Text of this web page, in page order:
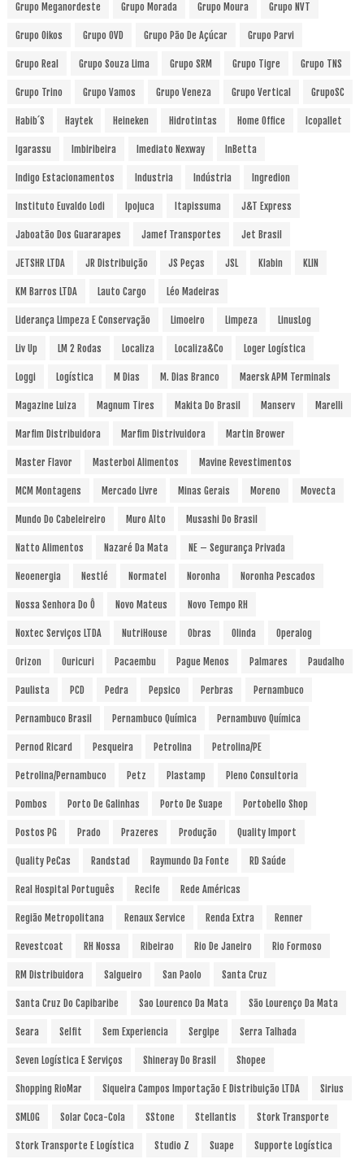
Grupo Meganordeste Grupo Morada Grupo Moura Grupo NVT
Grupo Oikos Grupo OVD Grupo Pão De Açúcar Grupo Parvi
Grupo Real Grupo Souza Lima Grupo SRM Grupo Tigre Grupo TNS
Grupo Trino Grupo Vamos Grupo Veneza Grupo Vertical GrupoSC
Habib´s Haytek Heineken Hidrotintas Home Office Icopallet
Igarassu Imbiribeira Imediato Nexway InBetta
Indigo Estacionamentos Industria Indústria Ingredion
Instituto Euvaldo Lodi Ipojuca Itapissuma J&T Express
Jaboatão Dos Guararapes Jamef Transportes Jet Brasil
JETSHR LTDA JR Distribuição JS Peças JSL Klabin KLIN
KM Barros LTDA Lauto Cargo Léo Madeiras
Liderança Limpeza E Conservação Limoeiro Limpeza LinusLog
Liv Up LM 2 Rodas Localiza Localiza&Co Loger Logística
Loggi Logística M Dias M. Dias Branco Maersk APM Terminals
Magazine Luiza Magnum Tires Makita Do Brasil Manserv Marelli
Marfim Distribuidora Marfim Distrivuidora Martin Brower
Master Flavor Masterboi Alimentos Mavine Revestimentos
MCM Montagens Mercado Livre Minas Gerais Moreno Movecta
Mundo Do Cabeleireiro Muro Alto Musashi Do Brasil
Natto Alimentos Nazaré Da Mata NE – Segurança Privada
Neoenergia Nestlé Normatel Noronha Noronha Pescados
Nossa Senhora Do Ô Novo Mateus Novo Tempo RH
Noxtec Serviços LTDA NutriHouse Obras Olinda Operalog
Orizon Ouricuri Pacaembu Pague Menos Palmares Paudalho
Paulista PCD Pedra Pepsico Perbras Pernambuco
Pernambuco Brasil Pernambuco Química Pernambuvo Química
Pernod Ricard Pesqueira Petrolina Petrolina/PE
Petrolina/Pernambuco Petz Plastamp Pleno Consultoria
Pombos Porto De Galinhas Porto De Suape Portobello Shop
Postos PG Prado Prazeres Produção Quality Import
Quality PeCas Randstad Raymundo Da Fonte RD Saúde
Real Hospital Português Recife Rede Américas
Região Metropolitana Renaux Service Renda Extra Renner
Revestcoat RH Nossa Ribeirao Rio De Janeiro Rio Formoso
RM Distribuidora Salgueiro San Paolo Santa Cruz
Santa Cruz Do Capibaribe Sao Lourenco Da Mata São Lourenço Da Mata
Seara Selfit Sem Experiencia Sergipe Serra Talhada
Seven Logística E Serviços Shineray Do Brasil Shopee
Shopping RioMar Siqueira Campos Importação E Distribuição LTDA Sirius
SMLOG Solar Coca-Cola SStone Stellantis Stork Transporte
Stork Transporte E Logística Studio Z Suape Supporte Logística